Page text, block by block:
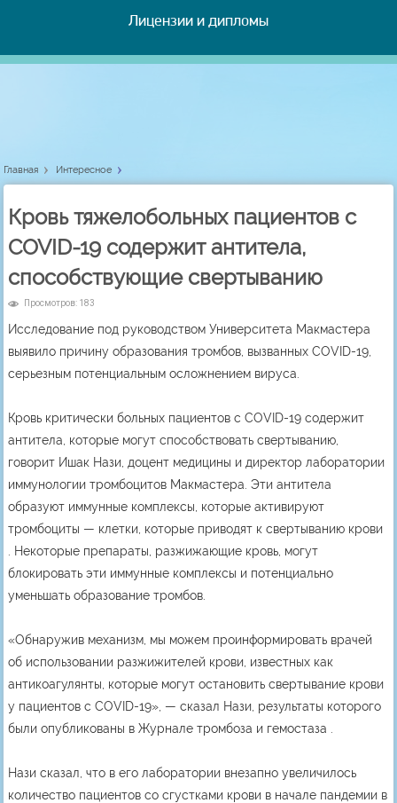
Лицензии и дипломы
Главная Интересное
Кровь тяжелобольных пациентов с
COVID-19 содержит антитела,
способствующие свертыванию
Просмотров: 183
Исследование под руководством Университета Макмастера
выявило причину образования тромбов, вызванных COVID-19,
серьезным потенциальным осложнением вируса.
Кровь критически больных пациентов с COVID-19 содержит
антитела, которые могут способствовать свертыванию,
говорит Ишак Нази, доцент медицины и директор лаборатории
иммунологии тромбоцитов Макмастера. Эти антитела
образуют иммунные комплексы, которые активируют
тромбоциты — клетки, которые приводят к свертыванию крови
. Некоторые препараты, разжижающие кровь, могут
блокировать эти иммунные комплексы и потенциально
уменьшать образование тромбов.
«Обнаружив механизм, мы можем проинформировать врачей
об использовании разжижителей крови, известных как
антикоагулянты, которые могут остановить свертывание крови
у пациентов с COVID-19», — сказал Нази, результаты которого
были опубликованы в Журнале тромбоза и гемостаза .
Нази сказал, что в его лаборатории внезапно увеличилось
количество пациентов со сгустками крови в начале пандемии в